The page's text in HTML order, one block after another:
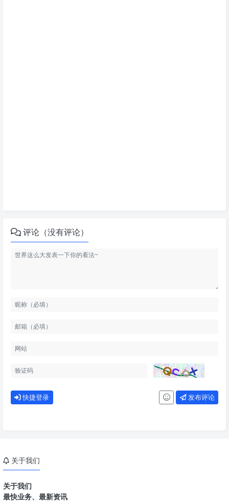
评论（没有评论）
快捷登录 发布评论
关于我们
关于我们
最快业务、最新资讯